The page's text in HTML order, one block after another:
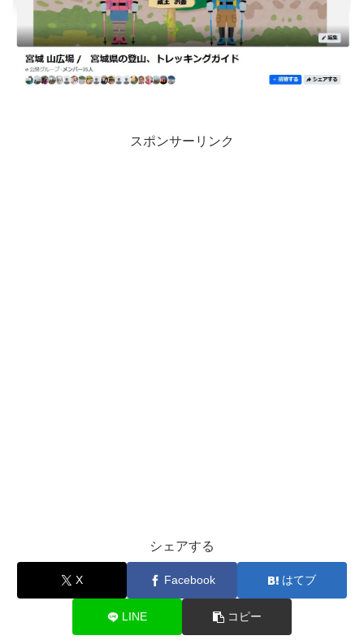
スポンサーリンク
シェアする
X Facebook はてブ
LINE コピー